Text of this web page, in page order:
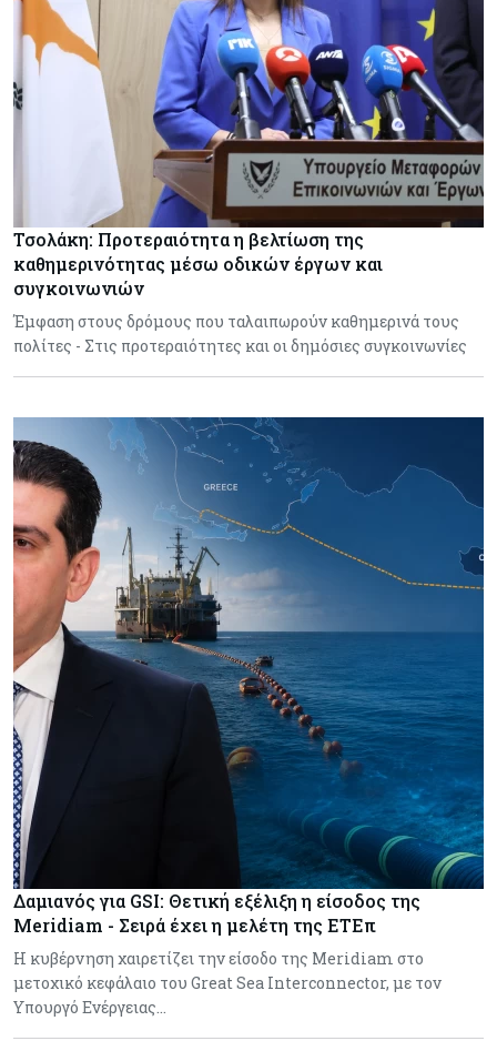
Τσολάκη: Προτεραιότητα η βελτίωση της
καθημερινότητας μέσω οδικών έργων και
συγκοινωνιών
Έμφαση στους δρόμους που ταλαιπωρούν καθημερινά τους
πολίτες - Στις προτεραιότητες και οι δημόσιες συγκοινωνίες
Δαμιανός για GSI: Θετική εξέλιξη η είσοδος της
Meridiam - Σειρά έχει η μελέτη της ΕΤΕπ
Η κυβέρνηση χαιρετίζει την είσοδο της Meridiam στο
μετοχικό κεφάλαιο του Great Sea Interconnector, με τον
Υπουργό Ενέργειας…